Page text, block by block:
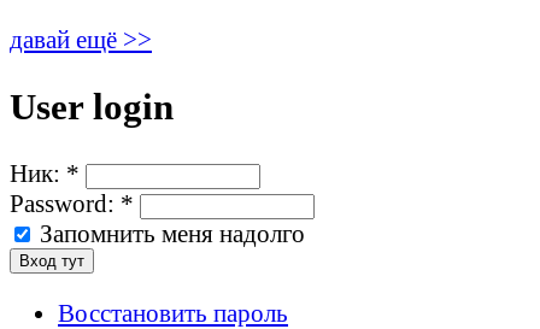
давай ещё >>
User login
Ник: *
Password: *
Запомнить меня надолго
Восстановить пароль